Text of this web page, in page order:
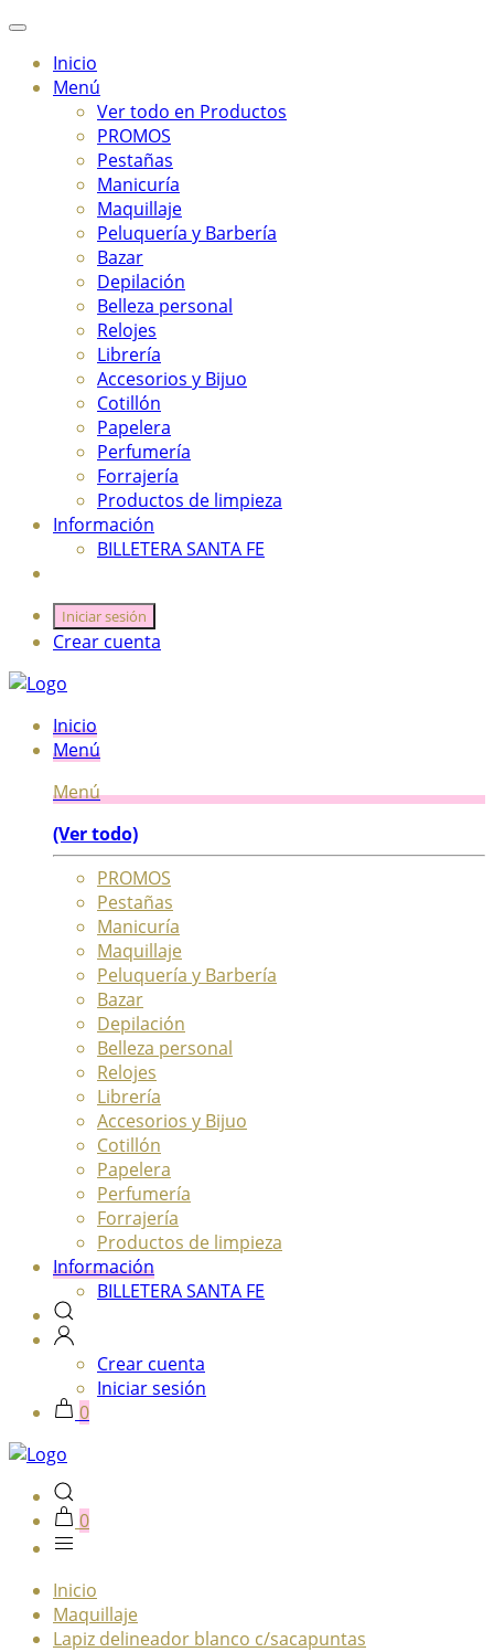
Inicio
Menú
Ver todo en Productos
PROMOS
Pestañas
Manicuría
Maquillaje
Peluquería y Barbería
Bazar
Depilación
Belleza personal
Relojes
Librería
Accesorios y Bijuo
Cotillón
Papelera
Perfumería
Forrajería
Productos de limpieza
Información
BILLETERA SANTA FE
Iniciar sesión
Crear cuenta
Inicio
Menú
Menú
(Ver todo)
PROMOS
Pestañas
Manicuría
Maquillaje
Peluquería y Barbería
Bazar
Depilación
Belleza personal
Relojes
Librería
Accesorios y Bijuo
Cotillón
Papelera
Perfumería
Forrajería
Productos de limpieza
Información
BILLETERA SANTA FE
Crear cuenta
Iniciar sesión
0
0
Inicio
Maquillaje
Lapiz delineador blanco c/sacapuntas